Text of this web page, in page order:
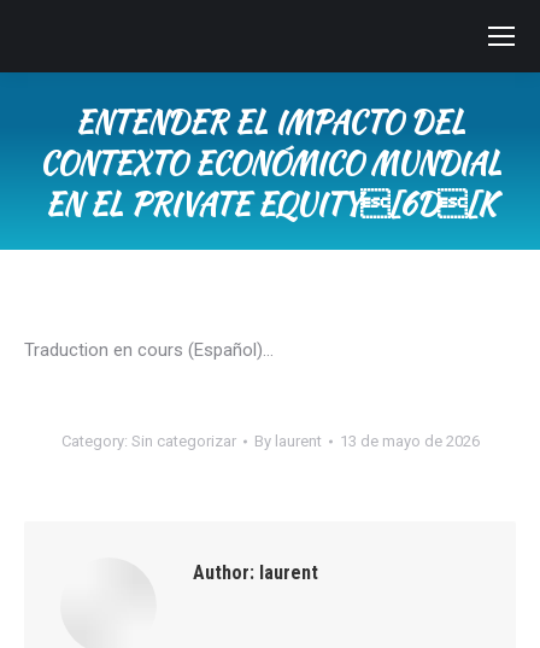
ENTENDER EL IMPACTO DEL
CONTEXTO ECONÓMICO MUNDIAL
EN EL PRIVATE EQUITY[6D[K
Traduction en cours (Español)…
Category: Sin categorizar By laurent 13 de mayo de 2026
Author: laurent